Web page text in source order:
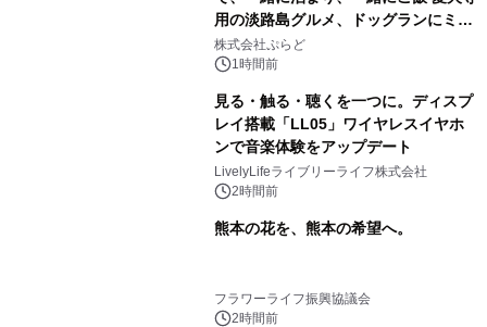
用の淡路島グルメ、ドッグランにミニ
プール グランピングとトレーラーハウ
スの2施設で
株式会社ぷらど
1時間前
見る・触る・聴くを一つに。ディスプ
レイ搭載「LL05」ワイヤレスイヤホ
ンで音楽体験をアップデート
LivelyLifeライブリーライフ株式会社
2時間前
熊本の花を、熊本の希望へ。
フラワーライフ振興協議会
2時間前